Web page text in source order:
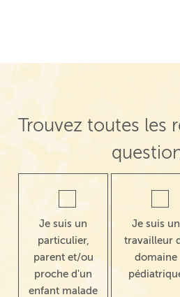
Trouvez toutes les
Je suis un
particulier,
parent et/ou
proche d'un
enfant malade
Je suis un
travailleur
domaine